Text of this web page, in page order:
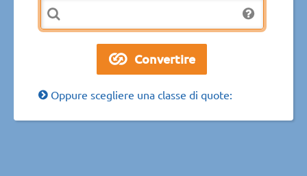
Oppure scegliere una classe di quote: